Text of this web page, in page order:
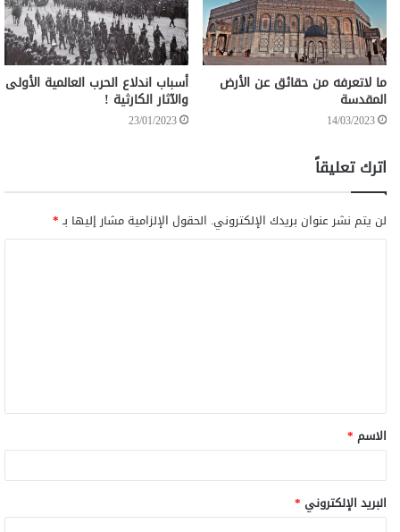
ما لاتعرفه من حقائق عن الأرض
المقدسة
14/03/2023
أسباب اندلاع الحرب العالمية الأولى
والآثار الكارثية !
23/01/2023
اترك تعليقاً
لن يتم نشر عنوان بريدك الإلكتروني. الحقول الإلزامية مشار إليها بـ*
ق
*
الاسم *
البريد الإلكتروني *